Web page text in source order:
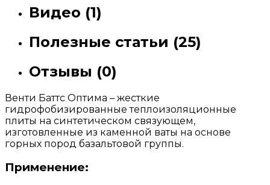
Видео (1)
Полезные статьи (25)
Отзывы (0)
Венти Баттс Оптима – жесткие
гидрофобизированные теплоизоляционные
плиты на синтетическом связующем,
изготовленные из каменной ваты на основе
горных пород базальтовой группы.
Применение: